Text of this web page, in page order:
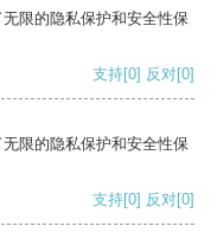
限的隐私保护和安全性保
支持[0] 反对[0]
限的隐私保护和安全性保
支持[0] 反对[0]